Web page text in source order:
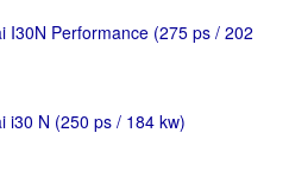
I30N Performance (275 ps / 202
i30 N (250 ps / 184 kw)